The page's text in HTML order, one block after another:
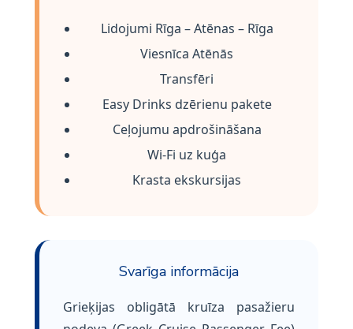
Lidojumi Rīga – Atēnas – Rīga
Viesnīca Atēnās
Transfēri
Easy Drinks dzērienu pakete
Ceļojumu apdrošināšana
Wi-Fi uz kuģa
Krasta ekskursijas
Svarīga informācija
Grieķijas obligātā kruīza pasažieru